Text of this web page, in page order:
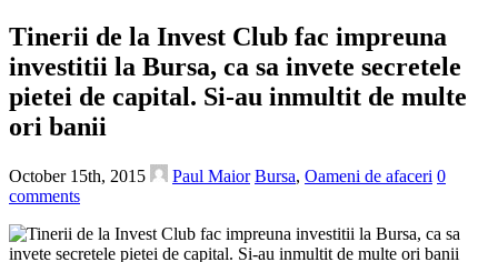
Tinerii de la Invest Club fac impreuna
investitii la Bursa, ca sa invete secretele
pietei de capital. Si-au inmultit de multe
ori banii
October 15th, 2015 Paul Maior Bursa, Oameni de afaceri 0
comments